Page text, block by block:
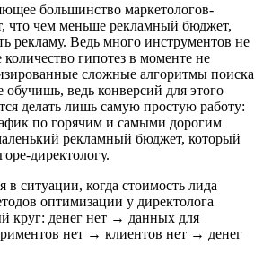
большинство маркетологов-
что чем меньше рекламный бюджет,
рекламу. Ведь много инструментов не
гипотез в моменте не
сложные алгоритмы поиска
обучишь, ведь конверсий для этого
делать лишь самую простую работу:
по горячим и самыми дорогим
рекламный бюджет, который
директологу.
ситуации, когда стоимость лида
оптимизации у директолога
круг: денег нет → данных для
нет → клиентов нет → денег